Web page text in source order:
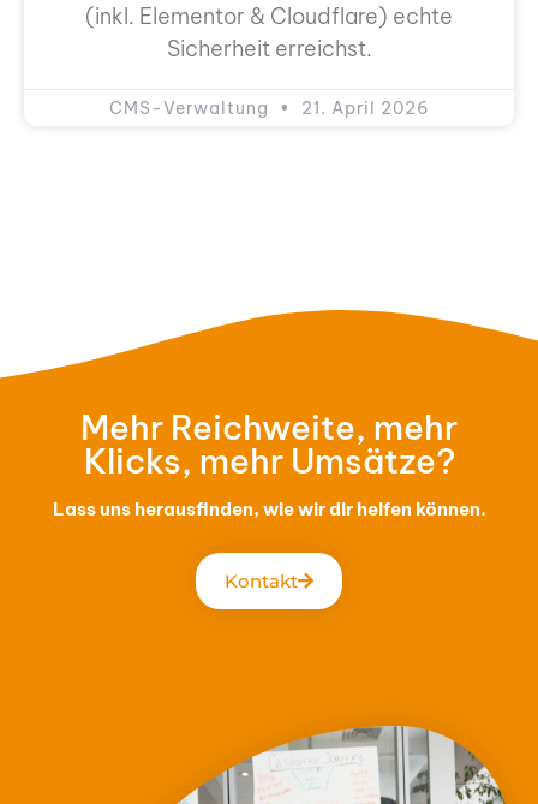
(inkl. Ele­men­tor & Cloud­fla­re) ech­te
Sicher­heit erreichst.
CMS-Ver­wal­tung 21. April 2026
Mehr Reich­wei­te, mehr
Klicks, mehr Umsät­ze?
Lass uns her­aus­fin­den, wie wir dir hel­fen kön­nen.
Kon­takt